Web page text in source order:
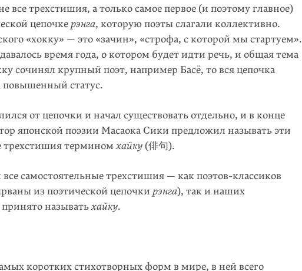
все трехстишия, а только самое первое (и поэтому главное)
цепочке рэнга, которую поэты слагали коллективно.
«хокку» — это «зачин», «строфа, с которой мы стар­туем».
время года, о котором будет идти речь, и общая тема
сочинял крупный поэт, например Басё, то вся цепочка
повышенный статус.
от цепочки и начал существовать отдельно, и в конце
японской поэзии Масаока Сики предложил называть эти
трехстишия терминомхайку (俳句).
самостоятельные трехстишия — как поэтов-классиков
из поэтической цепочки рэнга), так и наших
называтьхайку.
коротких стихотворных форм в мире, в ней всего